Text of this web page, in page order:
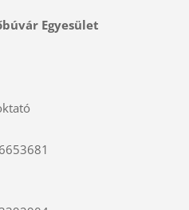
Egyesület